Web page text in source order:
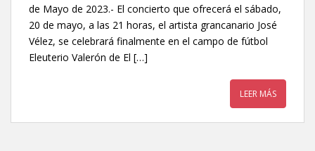
de Mayo de 2023.- El concierto que ofrecerá el sábado,
20 de mayo, a las 21 horas, el artista grancanario José
Vélez, se celebrará finalmente en el campo de fútbol
Eleuterio Valerón de El […]
LEER MÁS